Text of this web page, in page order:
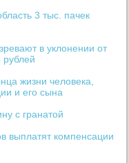
3 тыс. пачек
в уклонении от
жизни человека,
и его сына
с гранатой
выплатят компенсации